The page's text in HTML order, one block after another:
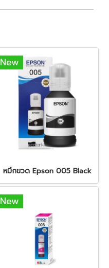
New
หมึกขวด Epson 005 Black
New